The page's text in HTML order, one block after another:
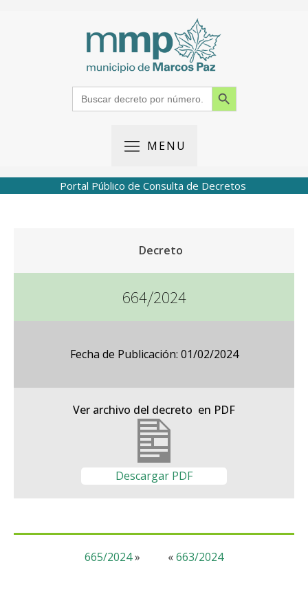
Search
for:
Search Button
MENU
Portal Público de Consulta de Decretos
Decreto
664/2024
Fecha de Publicación: 01/02/2024
Ver archivo del decreto en PDF
Descargar PDF
«663/2024
665/2024»